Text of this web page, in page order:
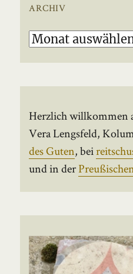
ARCHIV
Archiv
Herzlich willkommen
Vera Lengsfeld,
des Guten, bei
und in der